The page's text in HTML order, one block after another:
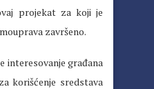
projekat za koji je
završeno.
interesovanje građana
korišćenje sredstava